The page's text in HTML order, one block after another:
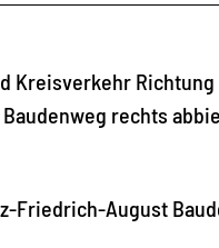
Kreisverkehr
rechts
Friedrich-August